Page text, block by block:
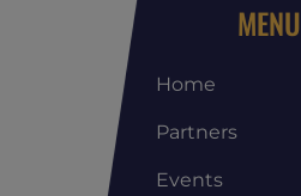
MENU
Home
Partners
Events